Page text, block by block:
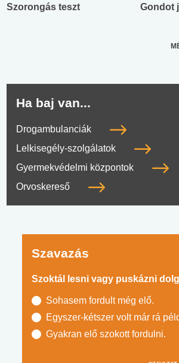
Szorongás teszt Gondot
Ha baj van...
Drogambulanciák
Lelkisegély-szolgálatok
Gyermekvédelmi központok
Orvoskereső
Szavazás
Szoktál lesni vagy puskázni
Sohasem fordult még elő.
Egyszer-kétszer volt már rá
Gyakran elő szokott fordulni.